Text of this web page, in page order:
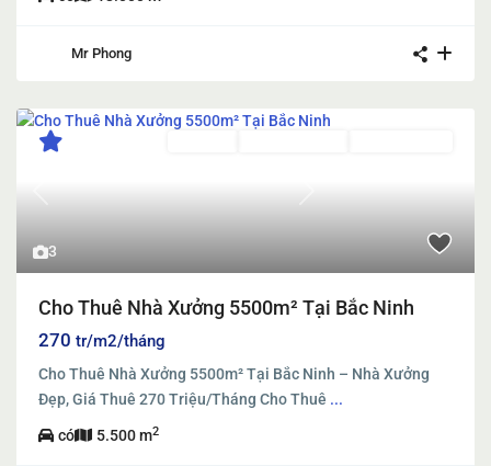
Mr Phong
3
Previous Next
Cho Thuê Nhà Xưởng 5500m² Tại Bắc Ninh
270 tr/m2/tháng
Cho Thuê Nhà Xưởng 5500m² Tại Bắc Ninh – Nhà Xưởng
Đẹp, Giá Thuê 270 Triệu/Tháng Cho Thuê ...
có 5.500 m2